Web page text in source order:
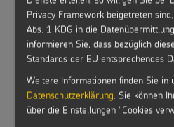
DVD: Der Film zur
Privacy Framework beigetreten
Abs. 1 KDG in die
informieren Sie, dass bezüglich
Standards der EU entsprechendes
Weitere Informationen finden Sie in
Datenschutzerklärung. Sie können
über die Einstellungen "Cookies